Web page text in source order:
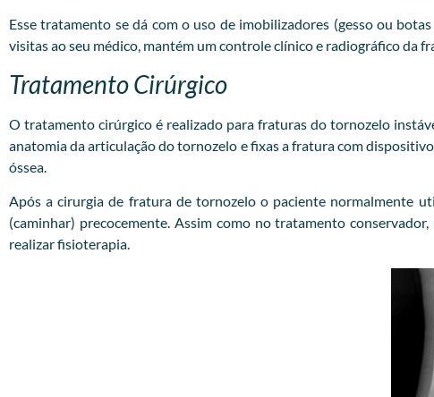
Esse tratamento se dá com o uso de imobilizadores (gesso ou
visitas ao seu médico, mantém um controle clínico e radiográfico da
Tratamento Cirúrgico
O tratamento cirúrgico é realizado para fraturas do tornozelo
anatomia da articulação do tornozelo e fixas a fratura com
óssea.
Após a cirurgia de fratura de tornozelo o paciente normalmente
(caminhar) precocemente. Assim como no tratamento
realizar fisioterapia.